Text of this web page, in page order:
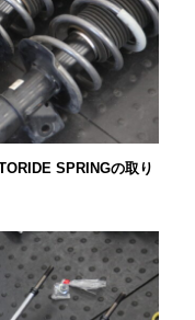
SPRINGの取り